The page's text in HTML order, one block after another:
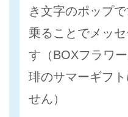
き文字のポップ
乗ることでメッ
す（BOXフラワ
琲のサマーギフ
せん）